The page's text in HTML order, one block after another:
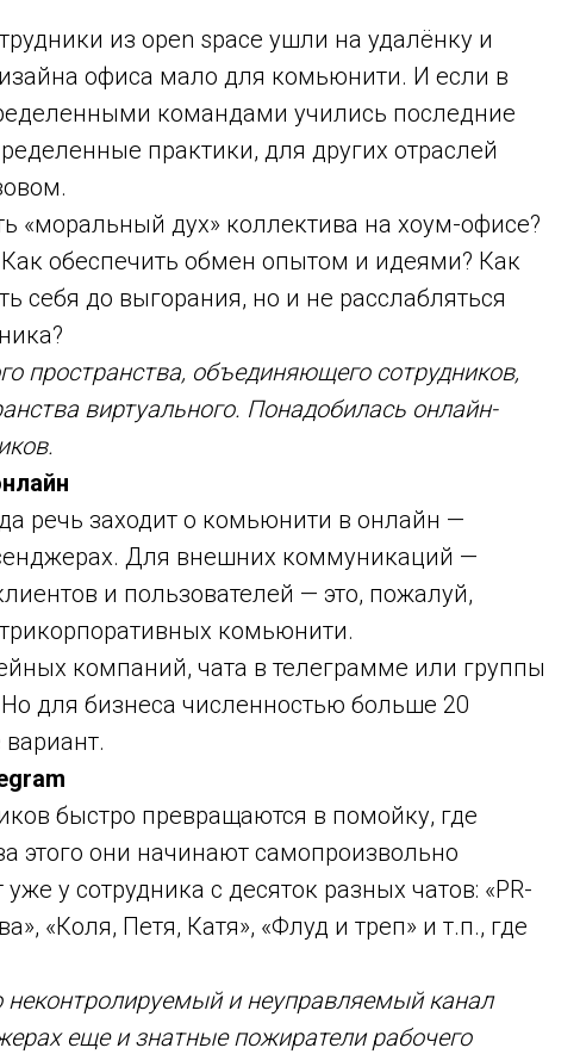
из open space ушли на удалёнку и
офиса мало для комьюнити. И если в
командами учились последние
практики, для других отраслей
«моральный дух» коллектива на хоум-офисе?
обеспечить обмен опытом и идеями? Как
себя до выгорания, но и не расслабляться
пространства, объединяющего сотрудников,
виртуального. Понадобилась онлайн-
речь заходит о комьюнити в онлайн —
Для внешних коммуникаций —
и пользователей — это, пожалуй,
комьюнити.
компаний, чата в телеграмме или группы
Но для бизнеса численностью больше 20
быстро превращаются в помойку, где
этого они начинают самопроизвольно
у сотрудника с десяток разных чатов: «PR-
«Коля, Петя, Катя», «Флуд и треп» и т.п., где
неконтролируемый и неуправляемый канал
еще и знатные пожиратели рабочего